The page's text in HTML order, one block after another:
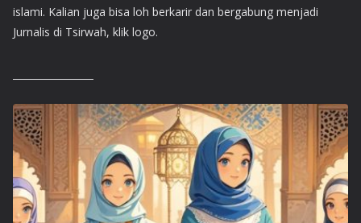
islami. Kalian juga bisa loh berkarir dan bergabung menjadi
Jurnalis di Tsirwah, klik logo.